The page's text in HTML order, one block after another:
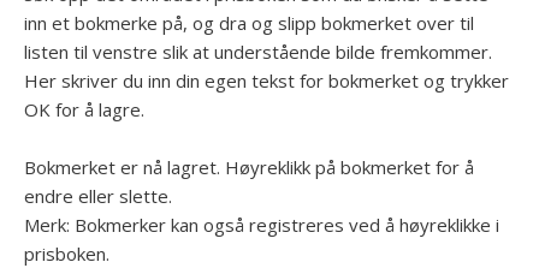
inn et bokmerke på, og dra og slipp bokmerket over til
listen til venstre slik at understående bilde fremkommer.
Her skriver du inn din egen tekst for bokmerket og trykker
OK for å lagre.
Bokmerket er nå lagret. Høyreklikk på bokmerket for å
endre eller slette.
Merk: Bokmerker kan også registreres ved å høyreklikke i
prisboken.